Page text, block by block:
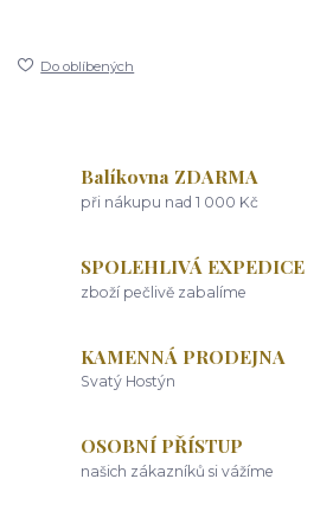
Do oblíbených
Balíkovna ZDARMA
při nákupu nad 1 000 Kč
SPOLEHLIVÁ EXPEDICE
zboží pečlivě zabalíme
KAMENNÁ PRODEJNA
Svatý Hostýn
OSOBNÍ PŘÍSTUP
našich zákazníků si vážíme